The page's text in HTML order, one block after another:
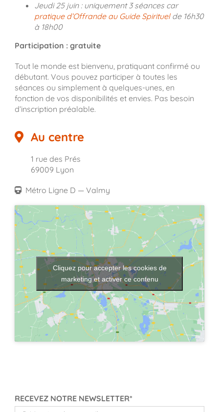
Jeudi 25 juin : uniquement 3 séances car
pratique d’Offrande au Guide Spirituelde 16h30
à 18h00
Participation : gratuite
Tout le monde est bienvenu, pratiquant confirmé ou
débutant. Vous pouvez participer à toutes les
séances ou simplement à quelques-unes, en
fonction de vos disponibilités et envies. Pas besoin
d’inscription préalable.
Au centre
1 rue des Prés
69009 Lyon
Métro Ligne D — Valmy
Cliquez pour accepter les cookies de
marketing et activer ce contenu
RECEVEZ NOTRE NEWSLETTER*